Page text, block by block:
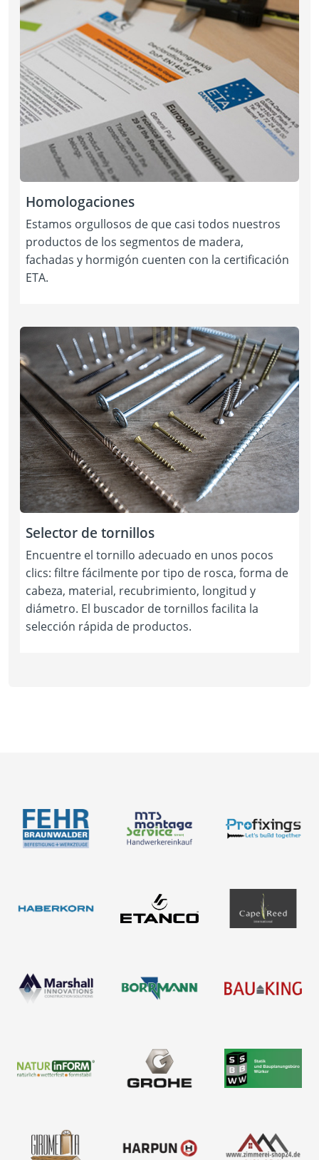
Homologaciones
Estamos orgullosos de que casi todos nuestros
productos de los segmentos de madera,
fachadas y hormigón cuenten con la certificación
ETA.
Selector de tornillos
Encuentre el tornillo adecuado en unos pocos
clics: filtre fácilmente por tipo de rosca, forma de
cabeza, material, recubrimiento, longitud y
diámetro. El buscador de tornillos facilita la
selección rápida de productos.